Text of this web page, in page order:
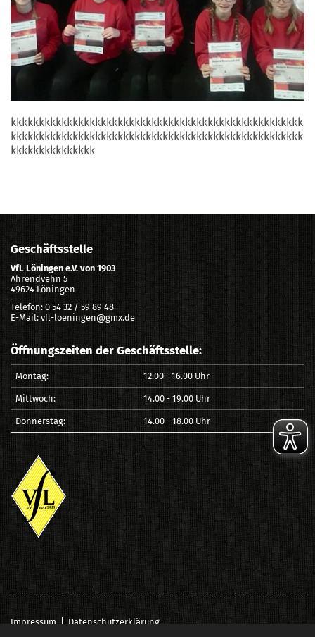
kkkkkkkkkkkkkkkkkkkkkkkkkkkkkkkkkkkkkkkkkkkkkkkkkkkk
kkkkkkkkkkkkkkkkkkkkkkkkkkkkkkkkkkkkkkkkkkkkkkkkkkkk
kkkkkkkkkkkkkkk
Geschäftsstelle
VfL Löningen e.V. von 1903
Ahrendvehn 5
49624 Löningen
Telefon: 0 54 32 / 59 89 48
E-Mail: vfl-loeningen@gmx.de
Öffnungszeiten der Geschäftsstelle:
Montag: 12.00 - 16.00 Uhr
Mittwoch: 14.00 - 19.00 Uhr
Donnerstag: 14.00 - 18.00 Uhr
Impressum|Datenschutzerklärung